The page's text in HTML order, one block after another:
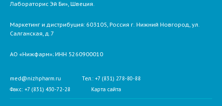
Лабораторис Эй Би», Швеция.
Маркетинг и дистрибуция: 603105, Россия г. Нижний Новгород, ул.
Салганская, д.7
АО «Нижфарм»; ИНН 5260900010
med@nizhpharm.ru
Тел.: +7 (831) 278-80-88
Факс: +7 (831) 430-72-28
Карта сайта